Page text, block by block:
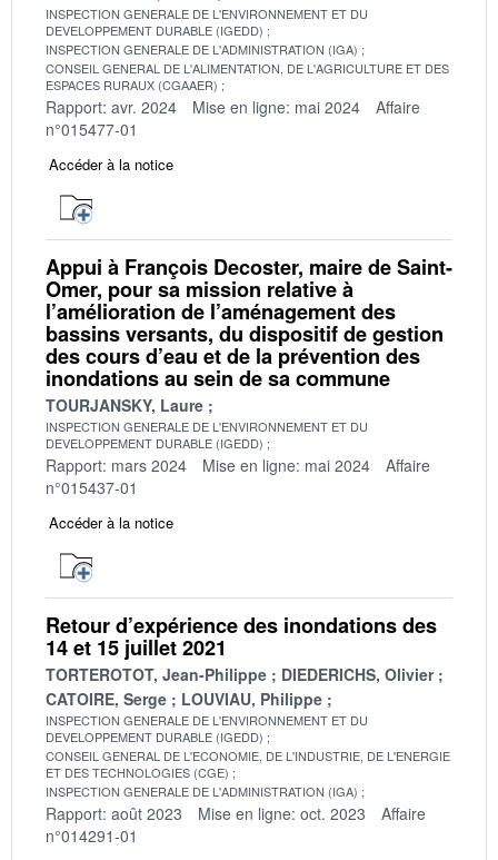
INSPECTION GENERALE DE L'ENVIRONNEMENT ET DU
DEVELOPPEMENT DURABLE (IGEDD)
INSPECTION GENERALE DE L'ADMINISTRATION (IGA)
CONSEIL GENERAL DE L'ALIMENTATION, DE L'AGRICULTURE ET DES
ESPACES RURAUX (CGAAER)
Rapport: avr. 2024 Mise en ligne: mai 2024
Affaire
n°015477-01
Accéder à la notice
Appui à François Decoster, maire de Saint-
Omer, pour sa mission relative à
l’amélioration de l’aménagement des
bassins versants, du dispositif de gestion
des cours d’eau et de la prévention des
inondations au sein de sa commune
TOURJANSKY, Laure
INSPECTION GENERALE DE L'ENVIRONNEMENT ET DU
DEVELOPPEMENT DURABLE (IGEDD)
Rapport: mars 2024 Mise en ligne: mai 2024
Affaire
n°015437-01
Accéder à la notice
Retour d’expérience des inondations des
14 et 15 juillet 2021
TORTEROTOT, Jean-Philippe
DIEDERICHS, Olivier
CATOIRE, Serge
LOUVIAU, Philippe
INSPECTION GENERALE DE L'ENVIRONNEMENT ET DU
DEVELOPPEMENT DURABLE (IGEDD)
CONSEIL GENERAL DE L'ECONOMIE, DE L'INDUSTRIE, DE L'ENERGIE
ET DES TECHNOLOGIES (CGE)
INSPECTION GENERALE DE L'ADMINISTRATION (IGA)
Rapport: août 2023 Mise en ligne: oct. 2023
Affaire
n°014291-01